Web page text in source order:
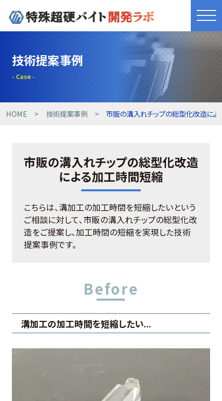
きれものづくり
商品・サービス
工具開発事例
技術コラム
お客様の声
0274-62-1744
（平日：9:00 ~ 17:00)
お問合せはこちら
技術提案事例
HOME 技術提案事例 市販の溝入れチップの総型化改造に
市販の溝入れチップの総型化改造
による加工時間短縮
こちらは、溝加工の加工時間を短縮したいという
ご相談に対して、市販の溝入れチップの総型化改
造をご提案し、加工時間の短縮を実現した技術
提案事例です。
溝加工の加工時間を短縮したい...